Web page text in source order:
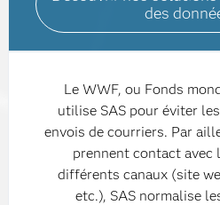
des
Le WWF, ou Fonds
utilise SAS pour éviter
envois de courriers. Par
prennent contact avec
différents canaux (site
etc.), SAS normalise